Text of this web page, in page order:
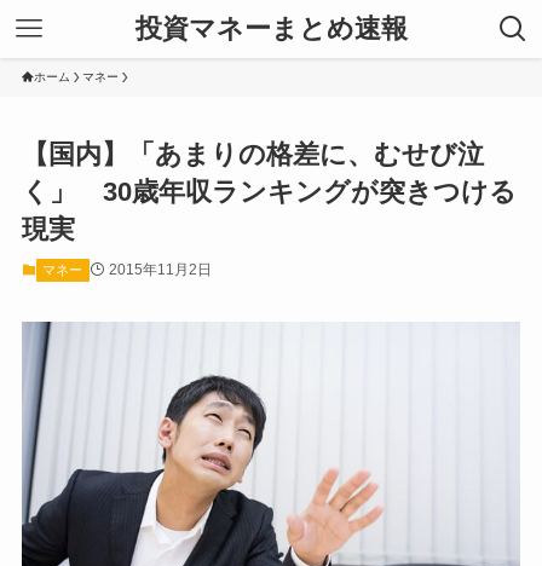
投資マネーまとめ速報
ホーム マネー
【国内】「あまりの格差に、むせび泣
く」 30歳年収ランキングが突きつける
現実
マネー 2015年11月2日